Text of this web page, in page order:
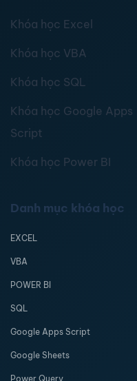
Khóa học Excel
Khóa học VBA
Khóa học SQL
Khóa học Google Apps
Script
Khóa học Power BI
Danh mục khóa học
EXCEL
VBA
POWER BI
SQL
Google Apps Script
Google Sheets
Power Query